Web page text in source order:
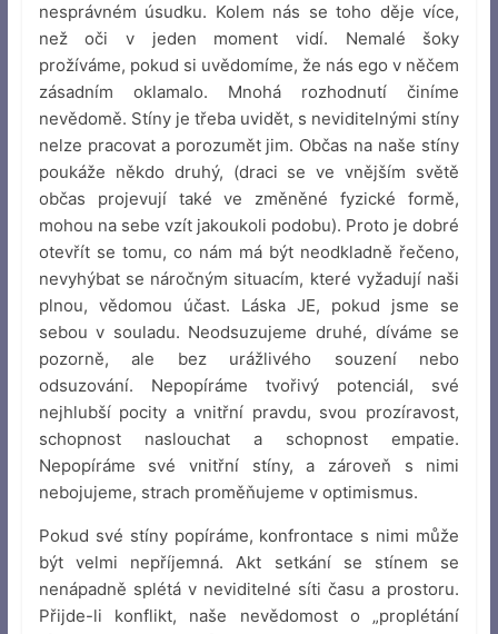
nesprávném úsudku. Kolem nás se toho děje více,
než oči v jeden moment vidí. Nemalé šoky
prožíváme, pokud si uvědomíme, že nás ego v něčem
zásadním oklamalo. Mnohá rozhodnutí činíme
nevědomě. Stíny je třeba uvidět, s neviditelnými stíny
nelze pracovat a porozumět jim. Občas na naše stíny
poukáže někdo druhý, (draci se ve vnějším světě
občas projevují také ve změněné fyzické formě,
mohou na sebe vzít jakoukoli podobu). Proto je dobré
otevřít se tomu, co nám má být neodkladně řečeno,
nevyhýbat se náročným situacím, které vyžadují naši
plnou, vědomou účast. Láska JE, pokud jsme se
sebou v souladu. Neodsuzujeme druhé, díváme se
pozorně, ale bez urážlivého souzení nebo
odsuzování. Nepopíráme tvořivý potenciál, své
nejhlubší pocity a vnitřní pravdu, svou prozíravost,
schopnost naslouchat a schopnost empatie.
Nepopíráme své vnitřní stíny, a zároveň s nimi
nebojujeme, strach proměňujeme v optimismus.
Pokud své stíny popíráme, konfrontace s nimi může
být velmi nepříjemná. Akt setkání se stínem se
nenápadně splétá v neviditelné síti času a prostoru.
Přijde-li konflikt, naše nevědomost o „proplétání